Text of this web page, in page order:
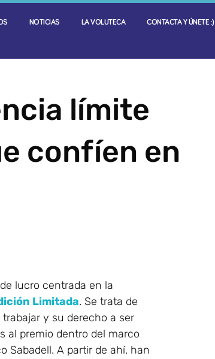
NOTICIAS LA VOLUTECA CONTACTA Y ÚNETE :)
límite
confíen en
lucro centrada en la
Limitada. Se trata de
y su derecho a ser
al premio dentro del marco
Sabadell. A partir de ahí, han